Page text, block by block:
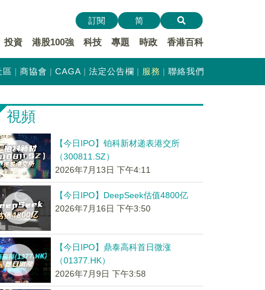
投資 港股100強 科技 專題 時政 香港百科
訂閱 简
區 商協會 CAGA 法定公告欄 服務 聯絡我們
視頻
【今日IPO】铂科新材递表港交所
（300811.SZ）
2026年7月13日 下午4:11
【今日IPO】DeepSeek估值4800亿
2026年7月16日 下午3:50
【今日IPO】鼎泰高科首日微涨
（01377.HK）
2026年7月9日 下午3:58